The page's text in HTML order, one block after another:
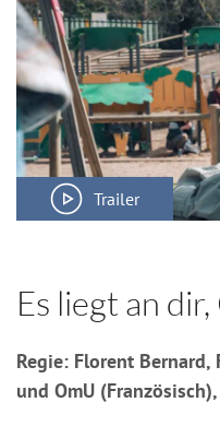
Trailer
Es liegt an
Regie: Florent
und OmU